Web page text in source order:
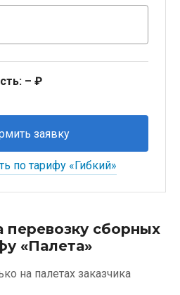
– ₽
заявку
по тарифу «Гибкий»
перевозку сборных
«Палета»
на палетах заказчика